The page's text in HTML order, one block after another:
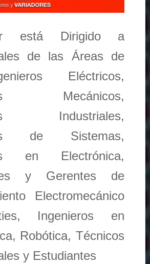
está Dirigido a
de las Áreas de
Eléctricos,
Mecánicos,
Industriales,
de Sistemas,
en Electrónica,
y Gerentes de
Electromecánico
Ingenieros en
Robótica, Técnicos
y Estudiantes